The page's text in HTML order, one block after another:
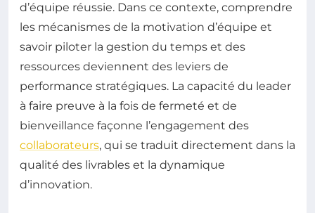
d’équipe réussie. Dans ce contexte, comprendre
les mécanismes de la motivation d’équipe et
savoir piloter la gestion du temps et des
ressources deviennent des leviers de
performance stratégiques. La capacité du leader
à faire preuve à la fois de fermeté et de
bienveillance façonne l’engagement des
collaborateurs, qui se traduit directement dans la
qualité des livrables et la dynamique
d’innovation.